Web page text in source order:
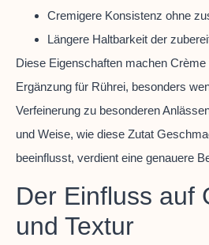
Cremigere Konsistenz ohne
Längere Haltbarkeit der
Diese Eigenschaften machen
Ergänzung für Rührei, besonders
Verfeinerung zu besonderen
und Weise, wie diese Zutat
beeinflusst, verdient eine genauere
Der Einfluss auf
und Textur